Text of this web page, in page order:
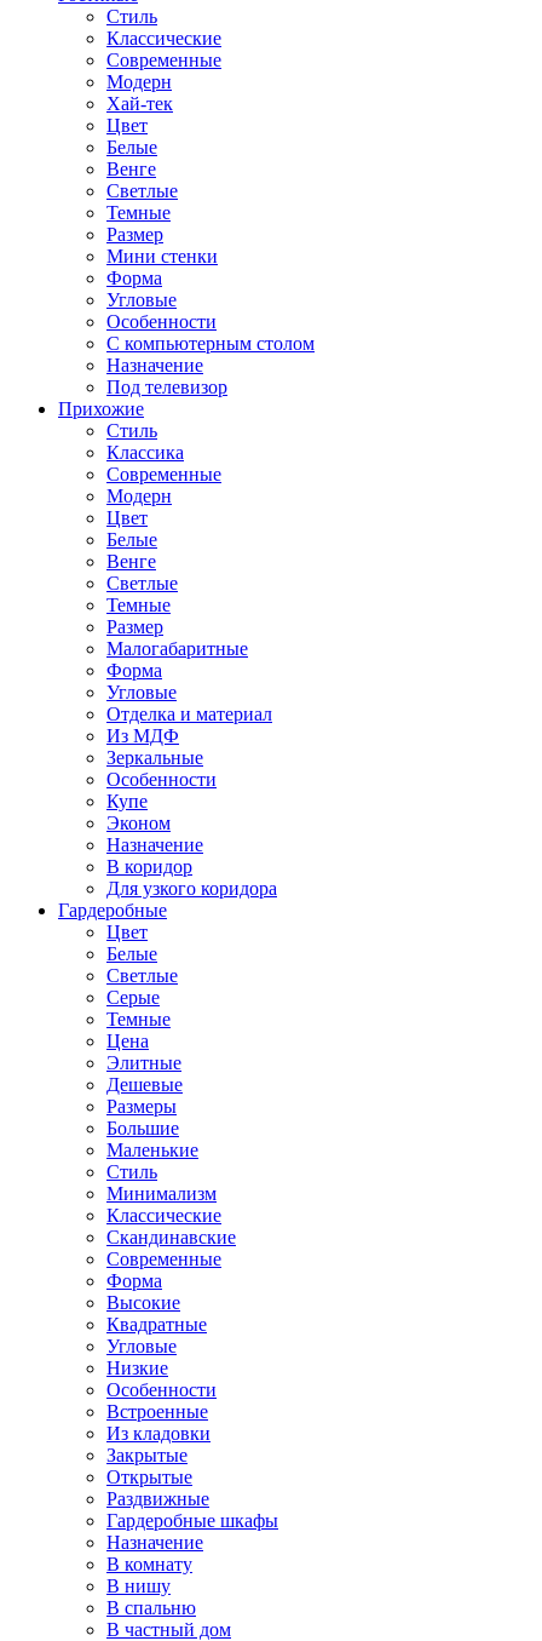
Стиль
Классические
Современные
Модерн
Хай-тек
Цвет
Белые
Венге
Светлые
Темные
Размер
Мини стенки
Форма
Угловые
Особенности
С компьютерным столом
Назначение
Под телевизор
Прихожие
Стиль
Классика
Современные
Модерн
Цвет
Белые
Венге
Светлые
Темные
Размер
Малогабаритные
Форма
Угловые
Отделка и материал
Из МДФ
Зеркальные
Особенности
Купе
Эконом
Назначение
В коридор
Для узкого коридора
Гардеробные
Цвет
Белые
Светлые
Серые
Темные
Цена
Элитные
Дешевые
Размеры
Большие
Маленькие
Стиль
Минимализм
Классические
Скандинавские
Современные
Форма
Высокие
Квадратные
Угловые
Низкие
Особенности
Встроенные
Из кладовки
Закрытые
Открытые
Раздвижные
Гардеробные шкафы
Назначение
В комнату
В нишу
В спальню
В частный дом